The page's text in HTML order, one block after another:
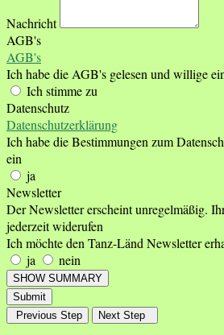
Nachricht
AGB's
AGB's
Ich habe die AGB's gelesen und willige
Ich stimme zu
Datenschutz
Datenschutzerklärung
Ich habe die Bestimmungen zum
ein
ja
Newsletter
Der Newsletter erscheint unregelmäßig.
jederzeit widerufen
Ich möchte den Tanz-Länd Newsletter
ja
nein
SHOW SUMMARY
Submit
Previous Step
Next Step